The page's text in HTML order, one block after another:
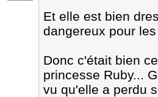
Et elle est bien
dangereux pour
Donc c'était bien
princesse Ruby...
vu qu'elle a perdu